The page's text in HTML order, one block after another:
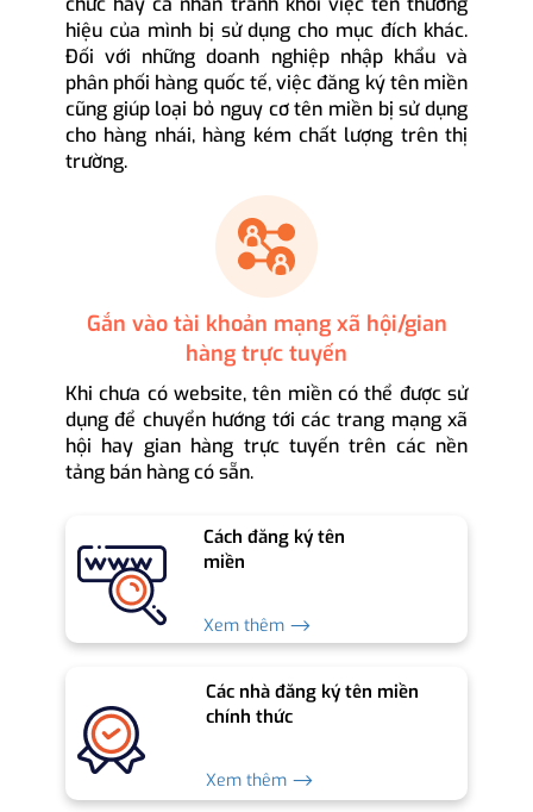
hiệu của mình bị sử dụng cho mục đích khác.
Đối với những doanh nghiệp nhập khẩu và
phân phối hàng quốc tế, việc đăng ký tên miền
cũng giúp loại bỏ nguy cơ tên miền bị sử dụng
cho hàng nhái, hàng kém chất lượng trên thị
trường.
Gắn vào tài khoản mạng xã hội/gian
hàng trực tuyến
Khi chưa có website, tên miền có thể được sử
dụng để chuyển hướng tới các trang mạng xã
hội hay gian hàng trực tuyến trên các nền
tảng bán hàng có sẵn.
Cách đăng ký tên
miền
Xem thêm ⟶
Các nhà đăng ký tên miền
chính thức
Xem thêm ⟶